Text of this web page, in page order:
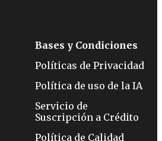
Bases y Condiciones
Políticas de Privacidad
Política de uso de la IA
Servicio de
Suscripción a Crédito
Política de Calidad